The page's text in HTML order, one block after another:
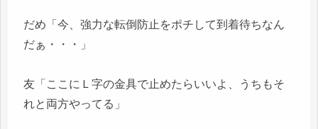
だめ「今、強力な転倒防止をポチして到着待ちなん
だぁ・・・」
友「ここにＬ字の金具で止めたらいいよ、うちもそ
れと両方やってる」